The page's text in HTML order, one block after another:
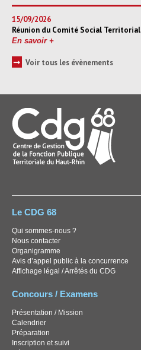
15/09/2026
Réunion du Comité Social Territorial
En savoir +
➞ Voir tous les évènements
Le CDG 68
Qui sommes-nous ?
Nous contacter
Organigramme
Avis d’appel public à la concurrence
Affichage légal / Arrêtés du CDG
Concours / Examens
Présentation / Mission
Calendrier
Préparation
Inscription et suivi